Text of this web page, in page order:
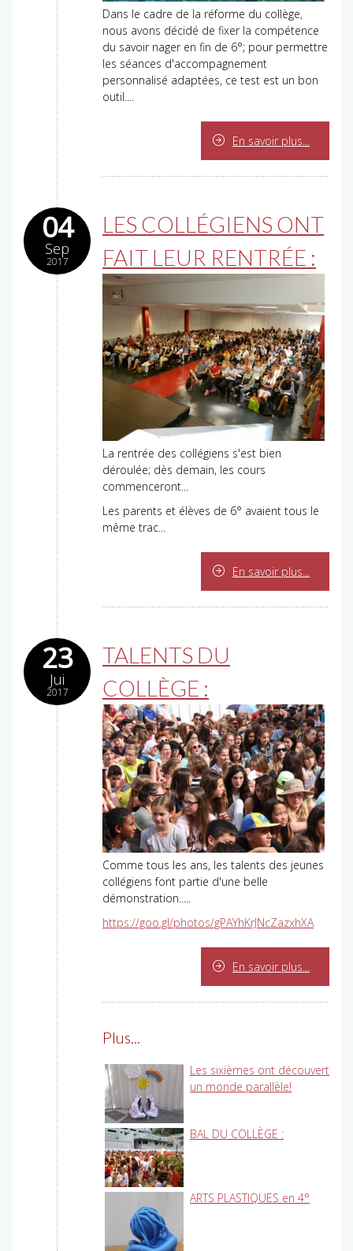
Dans le cadre de la réforme du collège,
nous avons décidé de fixer la compétence
du savoir nager en fin de 6°; pour permettre
les séances d'accompagnement
personnalisé adaptées, ce test est un bon
outil....
En savoir plus...
04
Sep
2017
LES COLLÉGIENS ONT
FAIT LEUR RENTRÉE :
La rentrée des collégiens s'est bien
déroulée; dès demain, les cours
commenceront...
Les parents et élèves de 6° avaient tous le
même trac...
En savoir plus...
23
Jui
2017
TALENTS DU
COLLÈGE :
Comme tous les ans, les talents des jeunes
collégiens font partie d'une belle
démonstration.....
https://goo.gl/photos/gPAYhKrJNcZazxhXA
En savoir plus...
Plus...
Les sixièmes ont découvert
un monde parallèle!
BAL DU COLLÈGE :
ARTS PLASTIQUES en 4°